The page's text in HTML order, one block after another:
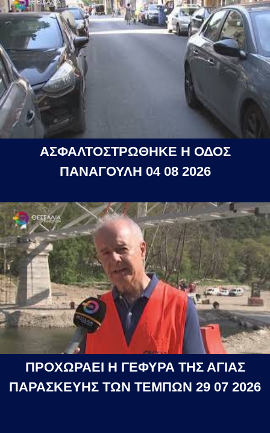
ΑΣΦΑΛΤΟΣΤΡΩΘΗΚΕ Η ΟΔΟΣ
ΠΑΝΑΓΟΥΛΗ 04 08 2026
ΠΡΟΧΩΡΑΕΙ Η ΓΕΦΥΡΑ ΤΗΣ ΑΓΙΑΣ
ΠΑΡΑΣΚΕΥΗΣ ΤΩΝ ΤΕΜΠΩΝ 29 07 2026